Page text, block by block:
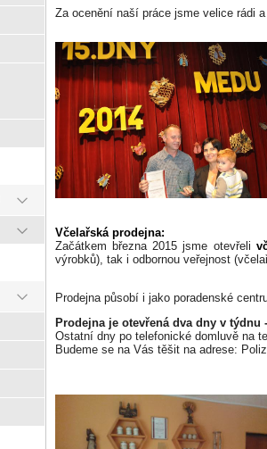
Za ocenění naší práce jsme velice rádi
Včelařská prodejna:
Začátkem března 2015 jsme otevřeli
výrobků), tak i odbornou veřejnost
Prodejna působí i jako poradenské
Prodejna je otevřená dva dny v
Ostatní dny po telefonické domluvě na
Budeme se na Vás těšit na adrese: